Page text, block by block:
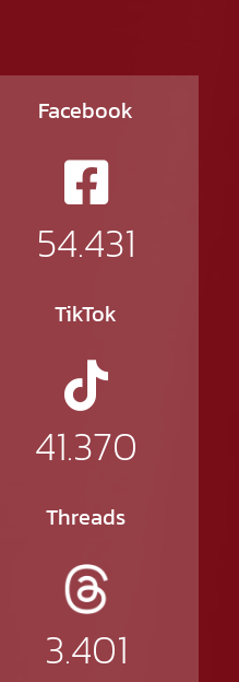
Facebook
54.431
TikTok
41.370
Threads
3.401